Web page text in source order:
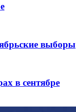
выборы
в сентябре